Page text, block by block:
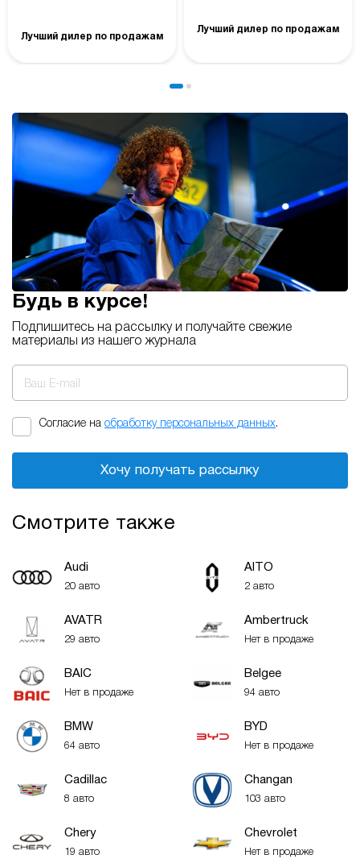
Лучший дилер по продажам
Лучший дилер по продажам
Будь в курсе!
Подпишитесь на рассылку и получайте свежие
материалы из нашего журнала
Ваш E-mail
Согласие на обработку персональных данных.
Хочу получать рассылку
Смотрите также
Audi
20 авто
AITO
2 авто
AVATR
29 авто
Ambertruck
Нет в продаже
BAIC
Нет в продаже
Belgee
94 авто
BMW
64 авто
BYD
Нет в продаже
Cadillac
8 авто
Changan
103 авто
Chery
19 авто
Chevrolet
Нет в продаже